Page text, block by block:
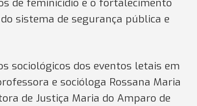
de feminicídio e o fortalecimento
sistema de segurança pública e
sociológicos dos eventos letais em
e socióloga Rossana Maria
de Justiça Maria do Amparo de